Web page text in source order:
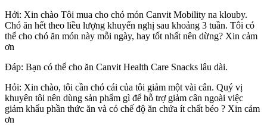
Hởi: Xin chào Tôi mua cho chó món Canvit Mobility na klouby.
Chó ăn hết theo liều lượng khuyến nghị sau khoảng 3 tuần. Tôi có
thể cho chó ăn món này mỗi ngày, hay tốt nhất nên dừng? Xin cảm
ơn
Đáp: Bạn có thể cho ăn Canvit Health Care Snacks lâu dài.
Hỏi: Xin chào, tôi cần chó cái của tôi giảm một vài cân. Quý vị
khuyên tôi nên dùng sản phẩm gì để hỗ trợ giảm cân ngoài việc
giảm khẩu phần thức ăn và có chế độ ăn chứa ít chất béo ? Xin cảm
ơn